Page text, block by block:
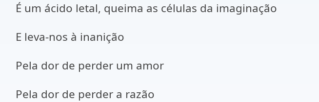
É um ácido letal, queima as células da imaginação
E leva-nos à inanição
Pela dor de perder um amor
Pela dor de perder a razão